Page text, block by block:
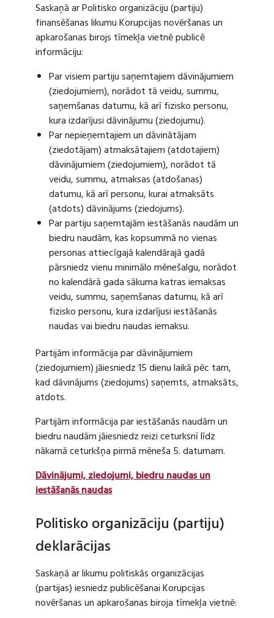
Saskaņā ar Politisko organizāciju (partiju)
finansēšanas likumu Korupcijas novēršanas un
apkarošanas birojs tīmekļa vietnē publicē
informāciju:
Par visiem partiju saņemtajiem dāvinājumiem
(ziedojumiem), norādot tā veidu, summu,
saņemšanas datumu, kā arī fizisko personu,
kura izdarījusi dāvinājumu (ziedojumu).
Par nepieņemtajiem un dāvinātājam
(ziedotājam) atmaksātajiem (atdotajiem)
dāvinājumiem (ziedojumiem), norādot tā
veidu, summu, atmaksas (atdošanas)
datumu, kā arī personu, kurai atmaksāts
(atdots) dāvinājums (ziedojums).
Par partiju saņemtajām iestāšanās naudām un
biedru naudām, kas kopsummā no vienas
personas attiecīgajā kalendārajā gadā
pārsniedz vienu minimālo mēnešalgu, norādot
no kalendārā gada sākuma katras iemaksas
veidu, summu, saņemšanas datumu, kā arī
fizisko personu, kura izdarījusi iestāšanās
naudas vai biedru naudas iemaksu.
Partijām informācija par dāvinājumiem
(ziedojumiem) jāiesniedz 15 dienu laikā pēc tam,
kad dāvinājums (ziedojums) saņemts, atmaksāts,
atdots.
Partijām informācija par iestāšanās naudām un
biedru naudām jāiesniedz reizi ceturksnī līdz
nākamā ceturkšņa pirmā mēneša 5. datumam.
Dāvinājumi, ziedojumi, biedru naudas un
iestāšanās naudas
Politisko organizāciju (partiju)
deklarācijas
Saskaņā ar likumu politiskās organizācijas
(partijas) iesniedz publicēšanai Korupcijas
novēršanas un apkarošanas biroja tīmekļa vietnē: